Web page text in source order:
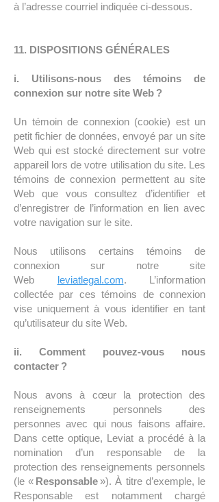
à l’adresse courriel indiquée ci-dessous.
11. DISPOSITIONS GÉNÉRALES
i. Utilisons-nous des témoins de
connexion sur notre site Web ?
Un témoin de connexion (cookie) est un
petit fichier de données, envoyé par un site
Web qui est stocké directement sur votre
appareil lors de votre utilisation du site. Les
témoins de connexion permettent au site
Web que vous consultez d’identifier et
d’enregistrer de l’information en lien avec
votre navigation sur le site.
Nous utilisons certains témoins de
connexion sur notre site
Web leviatlegal.com. L’information
collectée par ces témoins de connexion
vise uniquement à vous identifier en tant
qu’utilisateur du site Web.
ii. Comment pouvez-vous nous
contacter ?
Nous avons à cœur la protection des
renseignements personnels des
personnes avec qui nous faisons affaire.
Dans cette optique, Leviat a procédé à la
nomination d’un responsable de la
protection des renseignements personnels
(le « Responsable »). À titre d’exemple, le
Responsable est notamment chargé